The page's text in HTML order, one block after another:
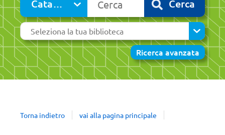
Catalogo
cambia
Cerca
Ricerca avanzata
Seleziona
la
tua
biblioteca
del
Torna indietro vai alla pagina principale